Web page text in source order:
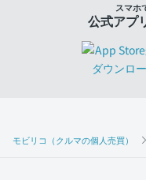
モビリコ（クルマの個人売買）
スマホ
公式アプ